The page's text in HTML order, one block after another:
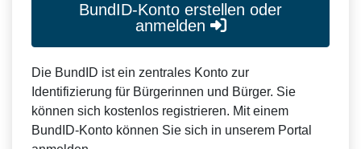
BundID-Konto erstellen oder
anmelden
Die BundID ist ein zentrales Konto zur
Identifizierung für Bürgerinnen und Bürger. Sie
können sich kostenlos registrieren. Mit einem
BundID-Konto können Sie sich in unserem Portal